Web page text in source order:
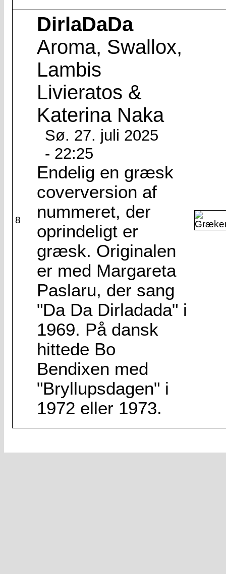
8
DirlaDaDa
Aroma, Swallox,
Lambis
Livieratos &
Katerina Naka
Sø. 27. juli 2025
- 22:25
Endelig en græsk
coverversion af
nummeret, der
oprindeligt er
græsk. Originalen
er med Margareta
Paslaru, der sang
"Da Da Dirladada" i
1969. På dansk
hittede Bo
Bendixen med
"Bryllupsdagen" i
1972 eller 1973.